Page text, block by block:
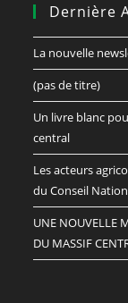
Dernière
La nouvelle
(pas de titre)
Un livre blanc
central
Les acteurs
du Conseil
UNE NOUVELLE
DU MASSIF